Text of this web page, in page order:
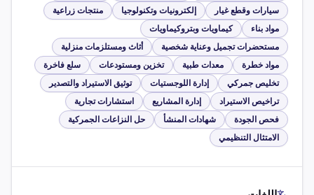
سيارات وقطع غيار
إلكترونيات وتكنولوجيا
منتجات زراعية
مواد بناء
كيماويات وبتروكيماويات
مستحضرات تجميل وعناية شخصية
أثاث ومستلزمات منزلية
مواد خطرة
معدات طبية تخزين ومستودعات
سلع فاخرة
تخليص جمركي
إدارة اللوجستيات
توثيق الاستيراد والتصدير
تراخيص الاستيراد
إدارة المشاريع
استشارات تجارية
فحص الجودة
شهادات المنشأ
حل النزاعات الجمركية
الامتثال التنظيمي